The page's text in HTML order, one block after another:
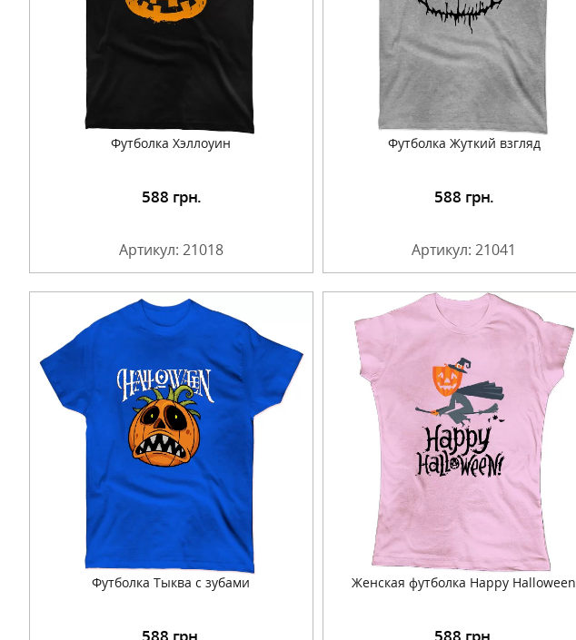
Футболка Хэллоуин
588 грн.
Артикул: 21018
Футболка Жуткий взгляд
Подробнее 588 грн.
Артикул: 21041
Подробнее
Футболка Тыква с зубами
588 грн.
Женская футболка Happy Halloween
588 грн.